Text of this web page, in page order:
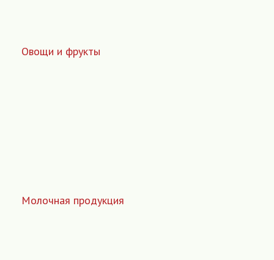
Овощи и фрукты
Молочная продукция